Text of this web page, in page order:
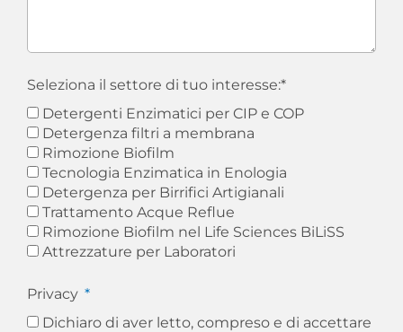
Seleziona il settore di tuo interesse:*
Detergenti Enzimatici per CIP e COP
Detergenza filtri a membrana
Rimozione Biofilm
Tecnologia Enzimatica in Enologia
Detergenza per Birrifici Artigianali
Trattamento Acque Reflue
Rimozione Biofilm nel Life Sciences BiLiSS
Attrezzature per Laboratori
Privacy
Dichiaro di aver letto, compreso e di accettare